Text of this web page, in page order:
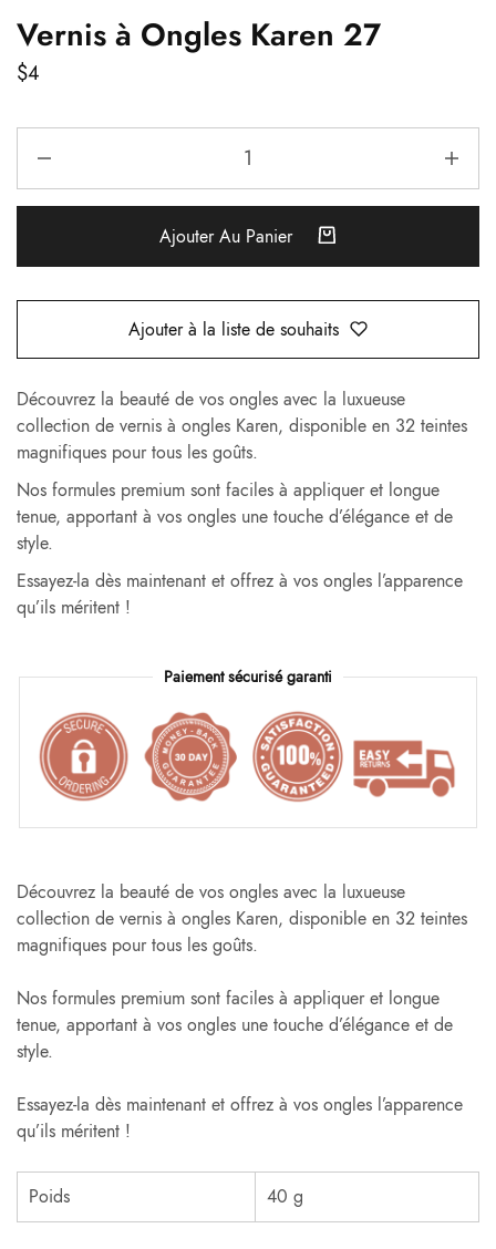
Vernis à Ongles Karen 27
$4
Ajouter Au Panier
Ajouter à la liste de souhaits
Découvrez la beauté de vos ongles avec la luxueuse
collection de vernis à ongles Karen, disponible en 32 teintes
magnifiques pour tous les goûts.
Nos formules premium sont faciles à appliquer et longue
tenue, apportant à vos ongles une touche d’élégance et de
style.
Essayez-la dès maintenant et offrez à vos ongles l’apparence
qu’ils méritent !
Paiement sécurisé garanti
Découvrez la beauté de vos ongles avec la luxueuse
collection de vernis à ongles Karen, disponible en 32 teintes
magnifiques pour tous les goûts.
Nos formules premium sont faciles à appliquer et longue
tenue, apportant à vos ongles une touche d’élégance et de
style.
Essayez-la dès maintenant et offrez à vos ongles l’apparence
qu’ils méritent !
Poids 40 g